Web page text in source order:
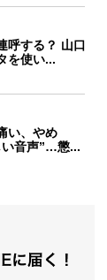
呼する？ 山口
を使い...
い、やめ
音声”…懲...